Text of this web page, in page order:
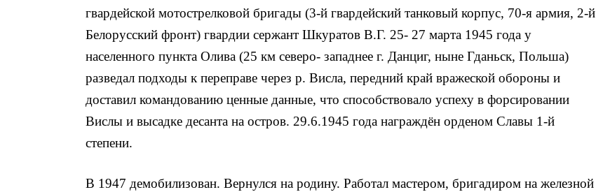
гвардейской мотострелковой бригады (3-й гвардейский танковый корпус, 70-я армия, 2-й
Белорусский фронт) гвардии сержант Шкуратов В.Г. 25- 27 марта 1945 года у
населенного пункта Олива (25 км северо- западнее г. Данциг, ныне Гданьск, Польша)
разведал подходы к переправе через р. Висла, передний край вражеской обороны и
доставил командованию ценные данные, что способст­вовало успеху в форсировании
Вислы и высадке десанта на остров. 29.6.1945 года награждён орденом Славы 1-й
степени.
В 1947 демобилизован. Вернулся на родину. Работал мастером, бригадиром на железной